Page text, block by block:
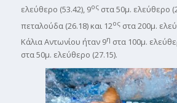
ελεύθερο (53.42), 9οςστα 50μ. ελεύθερο
πεταλούδα (26.18) και 12οςστα 200μ.
Κάλια Αντωνίου ήταν 9η στα 100μ.
στα 50μ. ελεύθερο (27.15).